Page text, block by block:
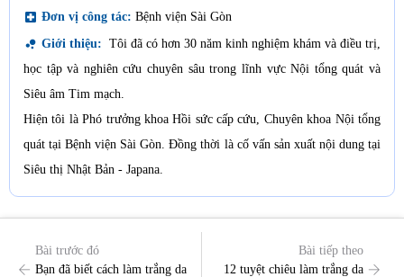
local_hospital Đơn vị công tác: Bệnh viện Sài Gòn
bubble_chart Giới thiệu: Tôi đã có hơn 30 năm kinh nghiệm khám và điều trị,
học tập và nghiên cứu chuyên sâu trong lĩnh vực Nội tổng quát và
Siêu âm Tim mạch.
Hiện tôi là Phó trưởng khoa Hồi sức cấp cứu, Chuyên khoa Nội tổng
quát tại Bệnh viện Sài Gòn. Đồng thời là cố vấn sản xuất nội dung tại
Siêu thị Nhật Bản - Japana.
Bài trước đó
Bạn đã biết cách làm trắng da
Bài tiếp theo
12 tuyệt chiêu làm trắng da